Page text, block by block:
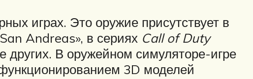
играх. Это оружие присутствует в
Andreas», в сериях Call of Duty
других. В оружейном симуляторе-игре
3D моделей